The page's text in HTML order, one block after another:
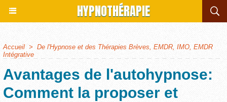
HYPNOTHÉRAPIE
Accueil > De l'Hypnose et des Thérapies Brèves, EMDR, IMO, EMDR
Intégrative
Avantages de l'autohypnose:
Comment la proposer et